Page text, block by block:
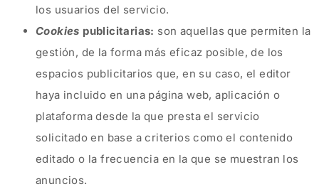
los usuarios del servicio.
Cookies publicitarias: son aquellas que permiten la
gestión, de la forma más eficaz posible, de los
espacios publicitarios que, en su caso, el editor
haya incluido en una página web, aplicación o
plataforma desde la que presta el servicio
solicitado en base a criterios como el contenido
editado o la frecuencia en la que se muestran los
anuncios.